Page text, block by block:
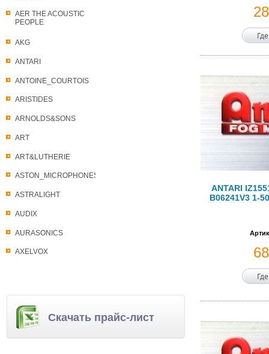
AER THE ACOUSTIC
PEOPLE
AKG
ANTARI
ANTOINE_COURTOIS
ARISTIDES
ARNOLDS&SONS
ART
ART&LUTHERIE
ASTON_MICROPHONES
ASTRALIGHT
AUDIX
AURASONICS
AXELVOX
Скачать прайс-лист
ANTARI
B06241V3 1-